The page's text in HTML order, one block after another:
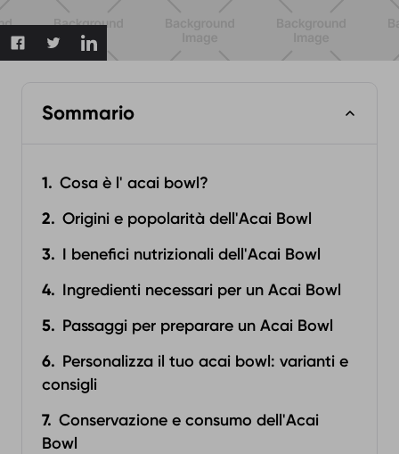
Sommario
Cosa è l' acai bowl?
Origini e popolarità dell'Acai Bowl
I benefici nutrizionali dell'Acai Bowl
Ingredienti necessari per un Acai Bowl
Passaggi per preparare un Acai Bowl
Personalizza il tuo acai bowl: varianti e
consigli
Conservazione e consumo dell'Acai
Bowl